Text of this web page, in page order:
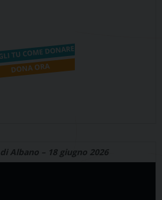
Albano – 18 giugno 2026